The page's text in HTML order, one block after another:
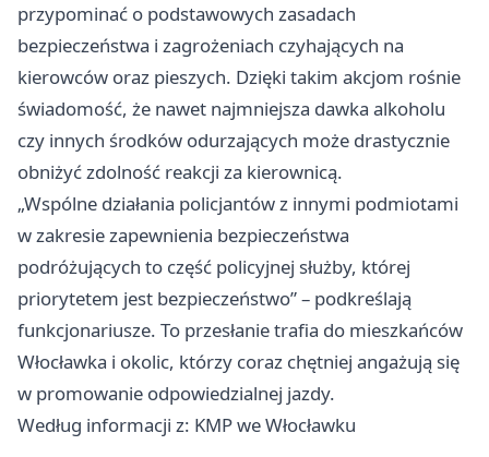
przypominać o podstawowych zasadach
bezpieczeństwa i zagrożeniach czyhających na
kierowców oraz pieszych. Dzięki takim akcjom rośnie
świadomość, że nawet najmniejsza dawka alkoholu
czy innych środków odurzających może drastycznie
obniżyć zdolność reakcji za kierownicą.
„Wspólne działania policjantów z innymi podmiotami
w zakresie zapewnienia bezpieczeństwa
podróżujących to część policyjnej służby, której
priorytetem jest bezpieczeństwo” – podkreślają
funkcjonariusze. To przesłanie trafia do mieszkańców
Włocławka i okolic, którzy coraz chętniej angażują się
w promowanie odpowiedzialnej jazdy.
Według informacji z: KMP we Włocławku